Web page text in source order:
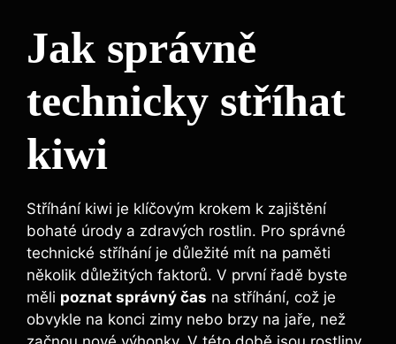
Jak správně
technicky stříhat
kiwi
Stříhání kiwi je klíčovým krokem k zajištění
bohaté úrody a zdravých rostlin. Pro správné
technické stříhání je důležité mít na paměti
několik důležitých faktorů. V první řadě byste
měli poznat správný čas na stříhání, což je
obvykle na konci zimy nebo brzy na jaře, než